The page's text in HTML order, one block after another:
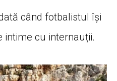
când fotbalistul își
intime cu internauții.